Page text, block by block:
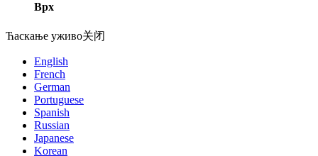
Врх
Ћаскање уживо关闭
English
French
German
Portuguese
Spanish
Russian
Japanese
Korean